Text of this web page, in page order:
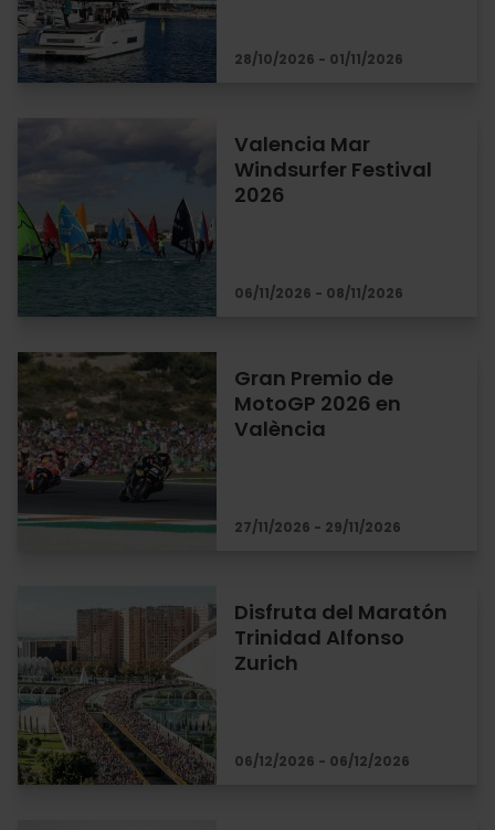
28/10/2026 - 01/11/2026
Valencia Mar
Windsurfer Festival
2026
06/11/2026 - 08/11/2026
Gran Premio de
MotoGP 2026 en
València
27/11/2026 - 29/11/2026
Disfruta del Maratón
Trinidad Alfonso
Zurich
06/12/2026 - 06/12/2026